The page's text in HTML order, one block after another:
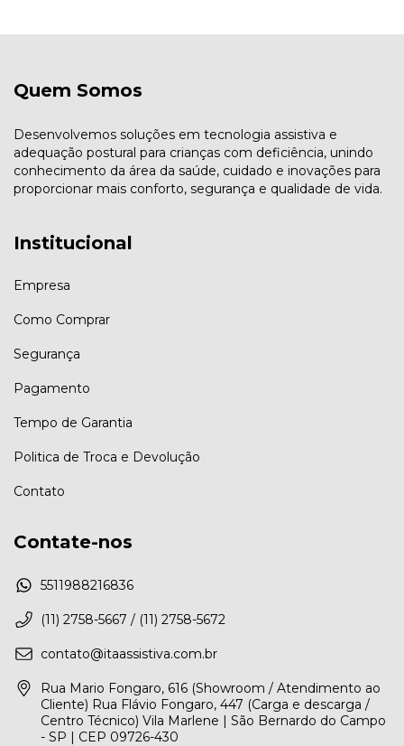
Quem Somos
Desenvolvemos soluções em tecnologia assistiva e
adequação postural para crianças com deficiência, unindo
conhecimento da área da saúde, cuidado e inovações para
proporcionar mais conforto, segurança e qualidade de vida.
Institucional
Empresa
Como Comprar
Segurança
Pagamento
Tempo de Garantia
Politica de Troca e Devolução
Contato
Contate-nos
5511988216836
(11) 2758-5667 / (11) 2758-5672
contato@itaassistiva.com.br
Rua Mario Fongaro, 616 (Showroom / Atendimento ao
Cliente) Rua Flávio Fongaro, 447 (Carga e descarga /
Centro Técnico) Vila Marlene | São Bernardo do Campo
- SP | CEP 09726-430